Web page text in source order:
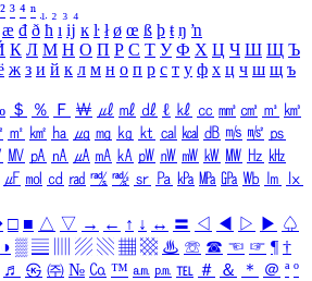
² ³ ⁴ ⁿ ₁ ₂ ₃ ₄
æ đ ð ħ ı ĳ ĸ ŀ ł ø œ ß þ ŧ ŋ ŉ
К Л М Н О П Р С Т У Ф Х Ц Ч Ш Щ Ъ
ж з и й к л м н о п р с т у ф х ц ч ш щ ъ
＄ ％ Ｆ ￦ ㎕ ㎖ ㎗ ℓ ㎘ ㏄ ㎣ ㎤ ㎥ ㎦
㎡ ㎢ ㏊ ㎍ ㎎ ㎏ ㏏ ㎈ ㎉ ㏈ ㎧ ㎨ ㎰
㎹ ㎀ ㎁ ㎂ ㎃ ㎄ ㎺ ㎻ ㎽ ㎾ ㎿ ㎐ ㎑
㎌ ㏖ ㏅ ㎭ ㎮ ㎯ ㏛ ㎩ ㎪ ㎫ ㎬ ㏝ ㏐
㏓
□ ■ △ ▽ → ← ↑ ↓ ↔ 〓 ◁ ◀ ▷ ▶ ♤
◑ ▒ ▤ ▨ ▧ ▦ ▩ ♨ ☏ ☎ ☜ ☞ ¶ †
♬ ㉿ ㈜ № ㏇ ™ ㏂ ㏘ ℡ ＃ ＆ ＊ ＠ ª º